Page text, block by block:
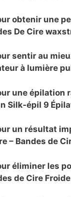
obtenir une
De Cire
sentir au
à lumière
une épilation
Silk-épil 9
un résultat
– Bandes de
éliminer les
de Cire